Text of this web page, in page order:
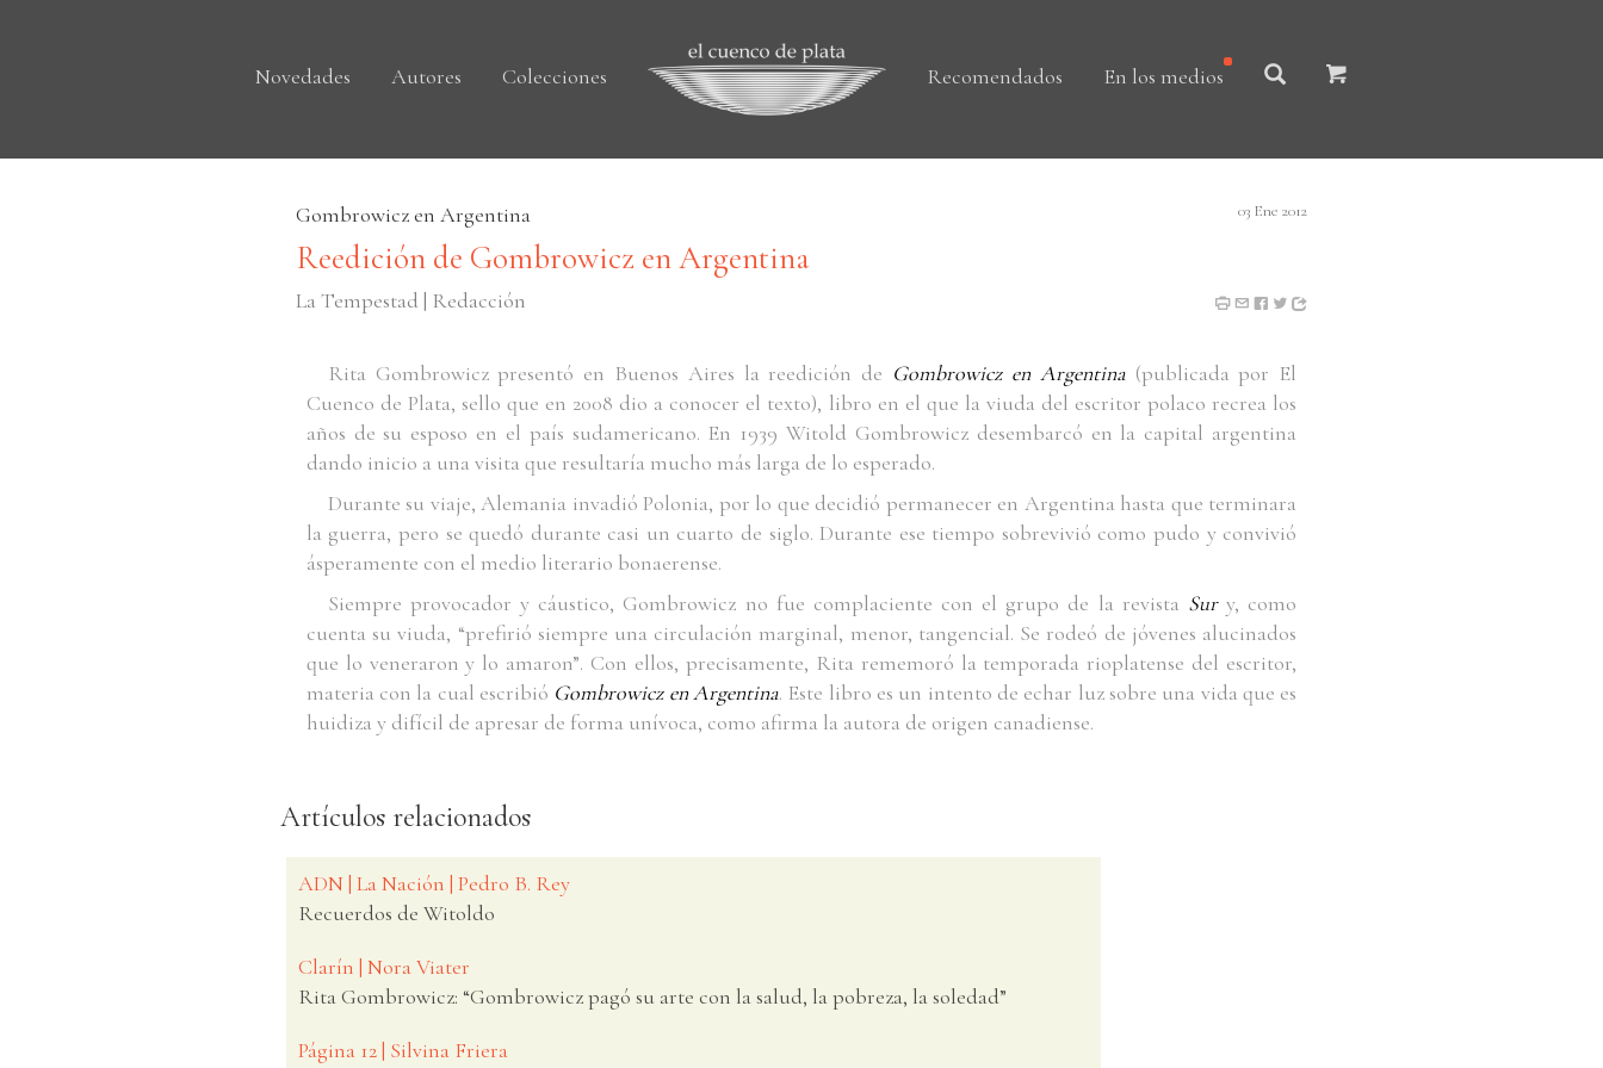
Novedades Autores Colecciones Recomendados En los medios
Gombrowicz en Argentina 03 Ene 2012
Reedición de Gombrowicz en Argentina
La Tempestad | Redacción
Rita Gombrowicz presentó en Buenos Aires la reedición de Gombrowicz en Argentina (publicada por El
Cuenco de Plata, sello que en 2008 dio a conocer el texto), libro en el que la viuda del escritor polaco recrea los
años de su esposo en el país sudamericano. En 1939 Witold Gombrowicz desembarcó en la capital argentina
dando inicio a una visita que resultaría mucho más larga de lo esperado.
Durante su viaje, Alemania invadió Polonia, por lo que decidió permanecer en Argentina hasta que terminara
la guerra, pero se quedó durante casi un cuarto de siglo. Durante ese tiempo sobrevivió como pudo y convivió
ásperamente con el medio literario bonaerense.
Siempre provocador y cáustico, Gombrowicz no fue complaciente con el grupo de la revista Sury, como
cuenta su viuda, “prefirió siempre una circulación marginal, menor, tangencial. Se rodeó de jóvenes alucinados
que lo veneraron y lo amaron”. Con ellos, precisamente, Rita rememoró la temporada rioplatense del escritor,
materia con la cual escribió Gombrowicz en Argentina. Este libro es un intento de echar luz sobre una vida que es
huidiza y difícil de apresar de forma unívoca, como afirma la autora de origen canadiense.
Artículos relacionados
ADN | La Nación | Pedro B. Rey
Recuerdos de Witoldo
Clarín | Nora Viater
Rita Gombrowicz: “Gombrowicz pagó su arte con la salud, la pobreza, la soledad”
Página 12 | Silvina Friera